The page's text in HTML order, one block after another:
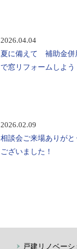
2026.04.04
夏に備えて 補助金併
で窓リフォームしよう
2026.02.09
相談会ご来場ありがと
ございました！
戸建リノベーシ